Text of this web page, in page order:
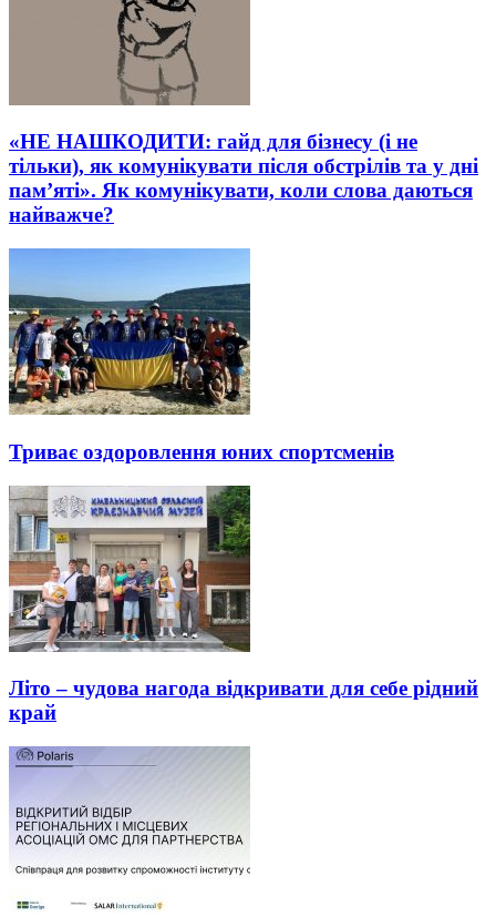
«НЕ НАШКОДИТИ: гайд для бізнесу (і не
тільки), як комунікувати після обстрілів та у дні
пам’яті». Як комунікувати, коли слова даються
найважче?
Триває оздоровлення юних спортсменів
Літо – чудова нагода відкривати для себе рідний
край